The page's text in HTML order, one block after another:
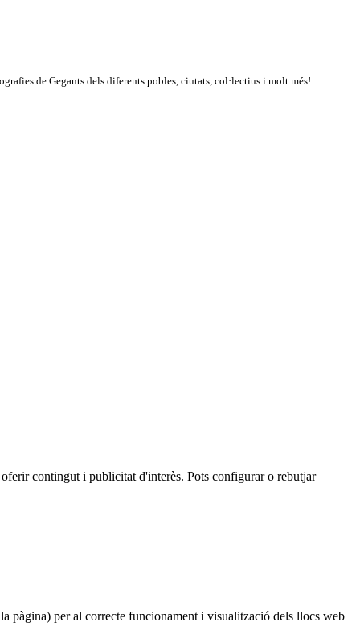
de Gegants dels diferents pobles, ciutats, col·lectius i molt més!
contingut i publicitat d'interès. Pots configurar o rebutjar
pàgina) per al correcte funcionament i visualització dels llocs web